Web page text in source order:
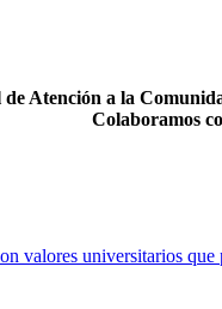
Atención a la
Colaboramos
valores universitarios que